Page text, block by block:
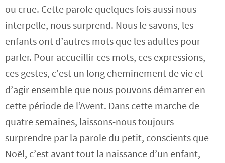
ou crue. Cette parole quelques fois aussi nous
interpelle, nous surprend. Nous le savons, les
enfants ont d’autres mots que les adultes pour
parler. Pour accueillir ces mots, ces expressions,
ces gestes, c’est un long cheminement de vie et
d’agir ensemble que nous pouvons démarrer en
cette période de l’Avent. Dans cette marche de
quatre semaines, laissons-nous toujours
surprendre par la parole du petit, conscients que
Noël, c’est avant tout la naissance d’un enfant,